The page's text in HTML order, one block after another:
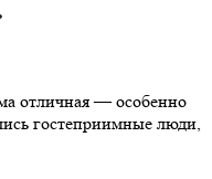
отличная — особенно
гостеприимные люди,